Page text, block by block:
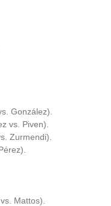
González).
vs. Piven).
Zurmendi).
Mattos).